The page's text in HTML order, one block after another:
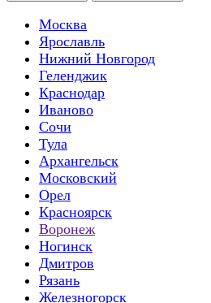
Москва
Ярославль
Нижний Новгород
Геленджик
Краснодар
Иваново
Сочи
Тула
Архангельск
Московский
Орел
Красноярск
Воронеж
Ногинск
Дмитров
Рязань
Железногорск